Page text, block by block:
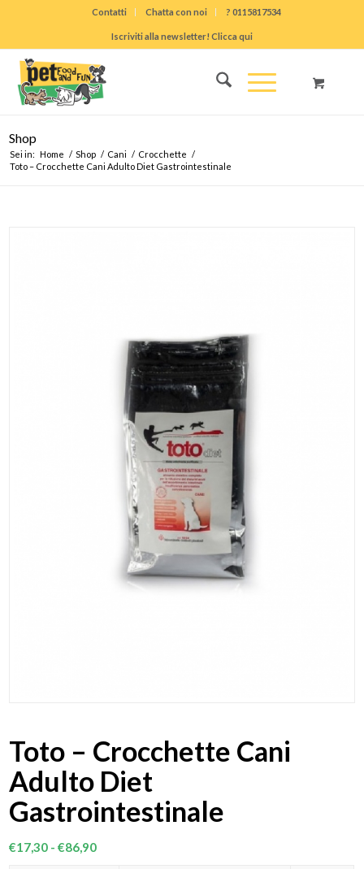
Contatti Chatta con noi ? 0115817534
Iscriviti alla newsletter! Clicca qui
Shop
Sei in: Home / Shop / Cani / Crocchette /
Toto – Crocchette Cani Adulto Diet Gastrointestinale
Toto – Crocchette Cani
Adulto Diet
Gastrointestinale
€17,30 - €86,90Fascia